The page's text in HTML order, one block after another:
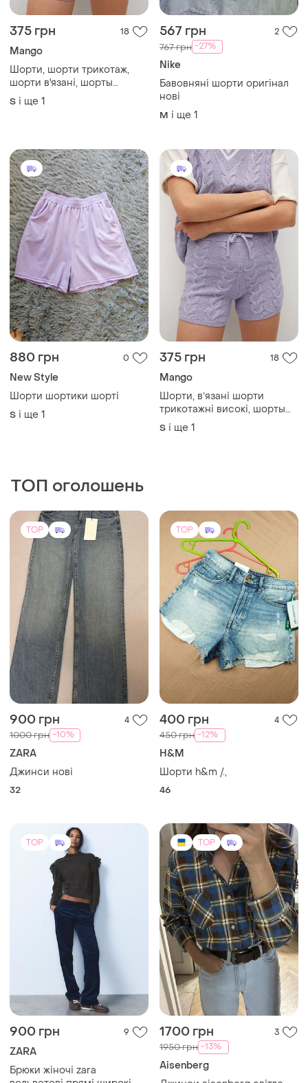
375 грн 18
Mango
Шорти, шорти трикотаж,
шорти в'язані, шорты
трикотажные, вязаные
шорты, шорты с обьемной
S і ще 1
567 грн 2
767 грн -27%
Nike
Бавовняні шорти оригінал
нові
M і ще 1
880 грн 0
New Style
Шорти шортики шорті
S і ще 1
375 грн 18
Mango
Шорти, вʼязані шорти
трикотажні високі, шорты
вязаные высокие
S і ще 1
ТОП оголошень
TOP
900 грн 4
1000 грн -10%
ZARA
Джинси нові
32
TOP
400 грн 4
450 грн -12%
H&M
Шорти h&m /.,
46
TOP
900 грн 9
ZARA
Брюки жіночі zara
TOP
1700 грн 3
1950 грн -13%
Aisenberg